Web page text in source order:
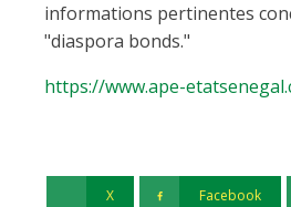
informations pertinentes
"diaspora bonds."
https://www.ape-
X Facebook